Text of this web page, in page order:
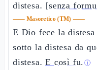
distesa. [senza
—— Masoretico (TM) ——
E Dio fece la distesa
sotto la distesa da
distesa.E così fu. ⓘ